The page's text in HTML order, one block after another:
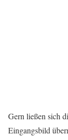
Gern ließen sich
Eingangsbild